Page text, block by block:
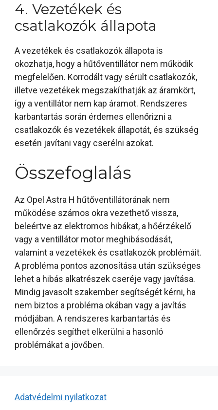
4. Vezetékek és
csatlakozók állapota
A vezetékek és csatlakozók állapota is
okozhatja, hogy a hűtőventillátor nem működik
megfelelően. Korrodált vagy sérült csatlakozók,
illetve vezetékek megszakíthatják az áramkört,
így a ventillátor nem kap áramot. Rendszeres
karbantartás során érdemes ellenőrizni a
csatlakozók és vezetékek állapotát, és szükség
esetén javítani vagy cserélni azokat.
Összefoglalás
Az Opel Astra H hűtőventillátorának nem
működése számos okra vezethető vissza,
beleértve az elektromos hibákat, a hőérzékelő
vagy a ventillátor motor meghibásodását,
valamint a vezetékek és csatlakozók problémáit.
A probléma pontos azonosítása után szükséges
lehet a hibás alkatrészek cseréje vagy javítása.
Mindig javasolt szakember segítségét kérni, ha
nem biztos a probléma okában vagy a javítás
módjában. A rendszeres karbantartás és
ellenőrzés segíthet elkerülni a hasonló
problémákat a jövőben.
Adatvédelmi nyilatkozat